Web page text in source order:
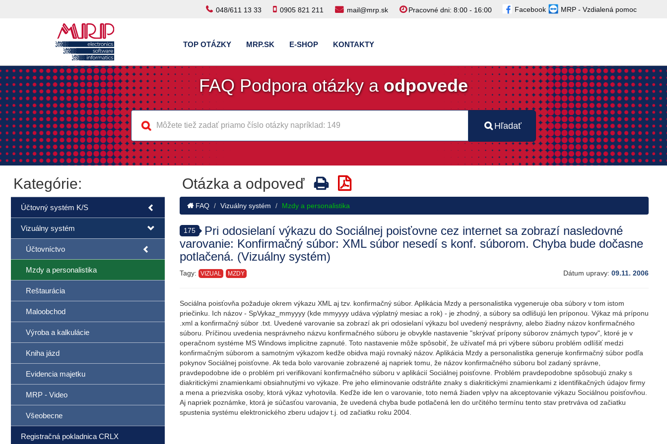
Facebook MRP - Vzdialená pomoc
048/611 13 33 0905 821 211 mail@mrp.sk Pracovné dni: 8:00 - 16:00
TOP OTÁZKY MRP.SK E-SHOP KONTAKTY
FAQ Podpora otázky aodpovede
Hľadať
Kategórie:
Účtovný systém K/S
Vizuálny systém
Účtovníctvo
Mzdy a personalistika
Reštaurácia
Maloobchod
Výroba a kalkulácie
Kniha jázd
Evidencia majetku
MRP - Video
Všeobecne
Registračná pokladnica CRLX
Otázka a odpoveď
FAQ Vizuálny systém Mzdy a personalistika
175
Pri odosielaní výkazu do Sociálnej poisťovne cez internet sa zobrazí nasledovné
varovanie: Konfirmačný súbor: XML súbor nesedí s konf. súborom. Chyba bude dočasne
potlačená. (Vizuálny systém)
Tagy: VIZUAL MZDY Dátum upravy: 09.11. 2006
Sociálna poisťovňa požaduje okrem výkazu XML aj tzv. konfirmačný súbor. Aplikácia Mzdy a personalistika vygeneruje oba súbory v tom istom
priečinku. Ich názov - SpVykaz_mmyyyy (kde mmyyyy udáva výplatný mesiac a rok) - je zhodný, a súbory sa odlišujú len príponou. Výkaz má príponu
.xml a konfirmačný súbor .txt. Uvedené varovanie sa zobrazí ak pri odosielaní výkazu bol uvedený nesprávny, alebo žiadny názov konfirmačného
súboru. Príčinou uvedenia nesprávneho názvu konfirmačného súboru je obvykle nastavenie "skrývať prípony súborov známych typov", ktoré je v
operačnom systéme MS Windows implicitne zapnuté. Toto nastavenie môže spôsobiť, že užívateľ má pri výbere súboru problém odlíšiť medzi
konfirmačným súborom a samotným výkazom kedže obidva majú rovnaký názov. Aplikácia Mzdy a personalistika generuje konfirmačný súbor podľa
pokynov Sociálnej poisťovne. Ak teda bolo varovanie zobrazené aj napriek tomu, že názov konfirmačného súboru bol zadaný správne,
pravdepodobne ide o problém pri verifikovaní konfirmačného súboru v aplikácií Sociálnej poisťovne. Problém pravdepodobne spôsobujú znaky s
diakritickými znamienkami obsiahnutými vo výkaze. Pre jeho eliminovanie odstráňte znaky s diakritickými znamienkami z identifikačných údajov firmy
a mena a priezviska osoby, ktorá výkaz vyhotovila. Keďže ide len o varovanie, toto nemá žiaden vplyv na akceptovanie výkazu Sociálnou poisťovňou.
Aj napriek poznámke, ktorá je súčasťou varovania, že uvedená chyba bude potlačená len do určitého termínu tento stav pretrváva od začiatku
spustenia systému elektronického zberu udajov t.j. od začiatku roku 2004.